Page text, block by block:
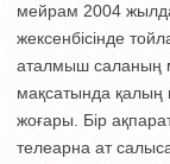
мейрам 2004
жексенбісінде
аталмыш саланың
мақсатында қалың
жоғары. Бір
телеарна ат